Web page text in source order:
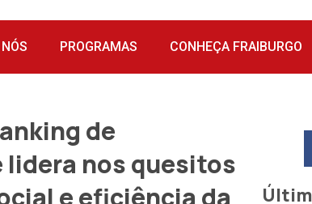
PROGRAMAS CONHEÇA FRAIBURGO
de
nos quesitos
e eficiência da